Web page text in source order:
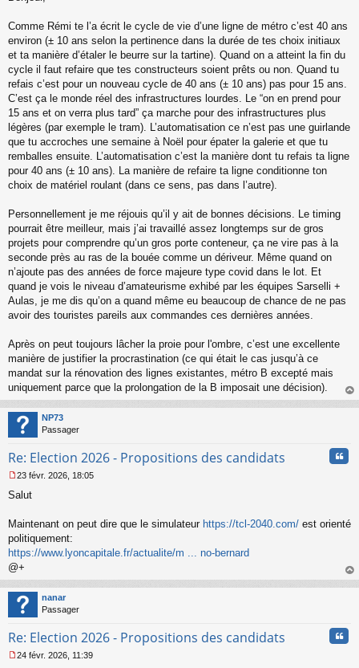
s
g
e
n
o
n
l
u
Comme Rémi te l’a écrit le cycle de vie d’une ligne de métro c’est 40 ans
environ (± 10 ans selon la pertinence dans la durée de tes choix initiaux
et ta manière d’étaler le beurre sur la tartine). Quand on a atteint la fin du
cycle il faut refaire que tes constructeurs soient prêts ou non. Quand tu
refais c’est pour un nouveau cycle de 40 ans (± 10 ans) pas pour 15 ans.
C’est ça le monde réel des infrastructures lourdes. Le “on en prend pour
15 ans et on verra plus tard” ça marche pour des infrastructures plus
légères (par exemple le tram). L’automatisation ce n’est pas une guirlande
que tu accroches une semaine à Noël pour épater la galerie et que tu
remballes ensuite. L’automatisation c’est la manière dont tu refais ta ligne
pour 40 ans (± 10 ans). La manière de refaire ta ligne conditionne ton
choix de matériel roulant (dans ce sens, pas dans l’autre).
Personnellement je me réjouis qu’il y ait de bonnes décisions. Le timing
pourrait être meilleur, mais j’ai travaillé assez longtemps sur de gros
projets pour comprendre qu’un gros porte conteneur, ça ne vire pas à la
seconde près au ras de la bouée comme un dériveur. Même quand on
n’ajoute pas des années de force majeure type covid dans le lot. Et
quand je vois le niveau d’amateurisme exhibé par les équipes Sarselli +
Aulas, je me dis qu’on a quand même eu beaucoup de chance de ne pas
avoir des touristes pareils aux commandes ces dernières années.
Après on peut toujours lâcher la proie pour l'ombre, c’est une excellente
manière de justifier la procrastination (ce qui était le cas jusqu’à ce
mandat sur la rénovation des lignes existantes, métro B excepté mais
uniquement parce que la prolongation de la B imposait une décision).
au
NP73
Passager
Re: Election 2026 - Propositions des candidats
e
s
a
g
e
n
o
n
l
u
23 févr. 2026, 18:05
Salut
Maintenant on peut dire que le simulateur https://tcl-2040.com/ est orienté
politiquement:
https://www.lyoncapitale.fr/actualite/m ... no-bernard
@+
au
nanar
Passager
Re: Election 2026 - Propositions des candidats
24 févr. 2026, 11:39